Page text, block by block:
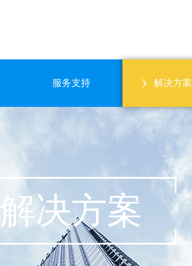
服务支持 解决方案
解决方案